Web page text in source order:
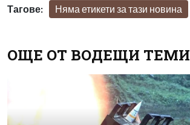
Тагове: Няма етикети за тази новина
ОЩЕ ОТ ВОДЕЩИ ТЕМИ